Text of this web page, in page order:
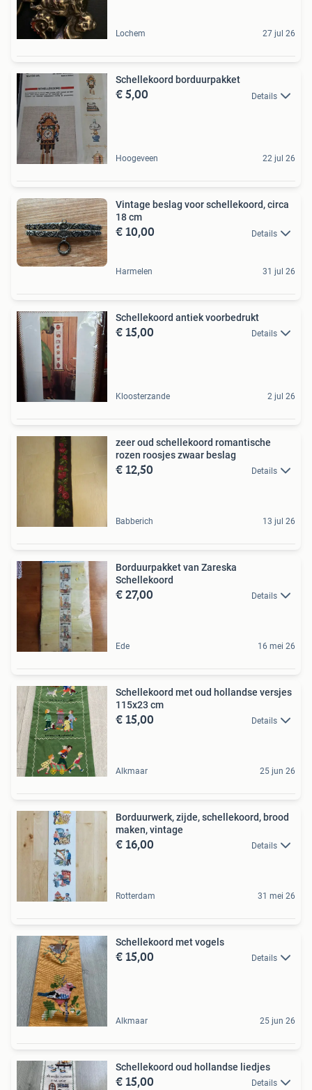
Lochem 27 jul 26
Schellekoord borduurpakket
€ 5,00 Details
Hoogeveen 22 jul 26
Vintage beslag voor schellekoord, circa
18 cm
€ 10,00 Details
Harmelen 31 jul 26
Schellekoord antiek voorbedrukt
€ 15,00 Details
Kloosterzande 2 jul 26
zeer oud schellekoord romantische
rozen roosjes zwaar beslag
€ 12,50 Details
Babberich 13 jul 26
Borduurpakket van Zareska
Schellekoord
€ 27,00 Details
Ede 16 mei 26
Schellekoord met oud hollandse versjes
115x23 cm
€ 15,00 Details
Alkmaar 25 jun 26
Borduurwerk, zijde, schellekoord, brood
maken, vintage
€ 16,00 Details
Rotterdam 31 mei 26
Schellekoord met vogels
€ 15,00 Details
Alkmaar 25 jun 26
Schellekoord oud hollandse liedjes
€ 15,00 Details